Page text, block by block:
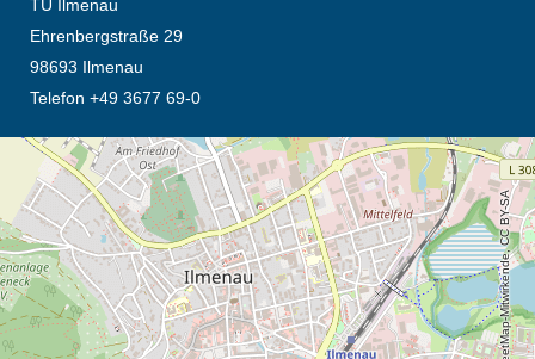
TU Ilmenau
Ehrenbergstraße 29
98693 Ilmenau
Telefon +49 3677 69-0
Öffnet die Anfahrtsbeschreibung in neuem Tab (Karte)
© OpenStreetMap-Mitwirkende, CC BY-SA